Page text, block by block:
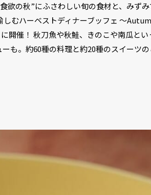
欲の秋”にふさわしい旬の食材と、みず
むハーベストディナーブッフェ ～
催！ 秋刀魚や秋鮭、きのこや南瓜と
も。約60種の料理と約20種のスイーツ